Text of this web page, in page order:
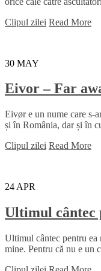
Clipul zilei Read More
30 MAY
Eivor – Far
Eivør e un nume care s-
și în România, dar și în
Clipul zilei Read More
24 APR
Ultimul cântec
Ultimul cântec pentru ea
mine. Pentru că nu e un